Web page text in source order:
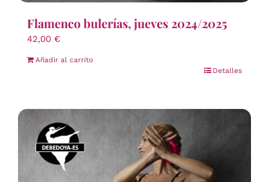
Flamenco bulerías, jueves 2024/2025
42,00 €
Añadir al carrito
Detalles